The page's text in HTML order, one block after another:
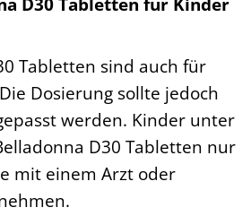
Tabletten sind auch für
Dosierung sollte jedoch
werden. Kinder unter
D30 Tabletten nur
mit einem Arzt oder